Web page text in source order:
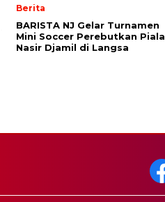
Berita
BARISTA NJ Gelar Turnamen
Mini Soccer Perebutkan Piala
Nasir Djamil di Langsa